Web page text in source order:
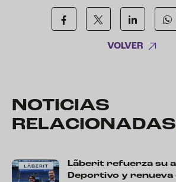
VOLVER
NOTICIAS
RELACIONADAS
Lãberit refuerza su
Deportivo y renueva